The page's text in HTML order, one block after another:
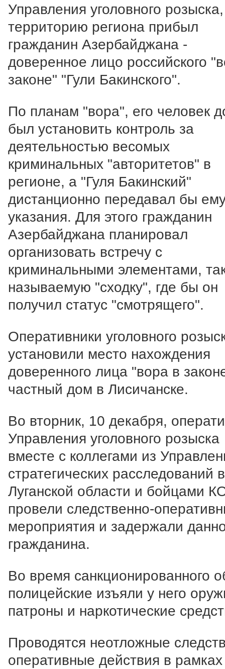
Управления уголовного
территорию региона прибыл
гражданин Азербайджана -
доверенное лицо российского
законе" "Гули Бакинского".
По планам "вора", его человек
был установить контроль за
деятельностью весомых
криминальных "авторитетов" в
регионе, а "Гуля Бакинский"
дистанционно передавал бы
указания. Для этого гражданин
Азербайджана планировал
организовать встречу с
криминальными элементами,
называемую "сходку", где бы он
получил статус "смотрящего".
Оперативники уголовного
установили место нахождения
доверенного лица "вора в
частный дом в Лисичанске.
Во вторник, 10 декабря,
Управления уголовного розыска
вместе с коллегами из
стратегических расследований в
Луганской области и бойцами
провели следственно-
мероприятия и задержали
гражданина.
Во время санкционированного
полицейские изъяли у него
патроны и наркотические
Проводятся неотложные
оперативные действия в рамках